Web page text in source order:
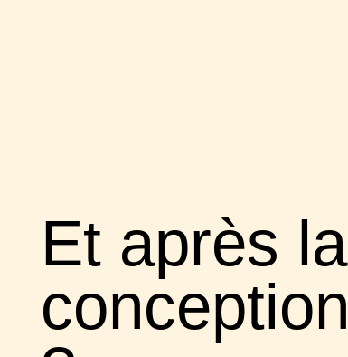
Et après la
conception